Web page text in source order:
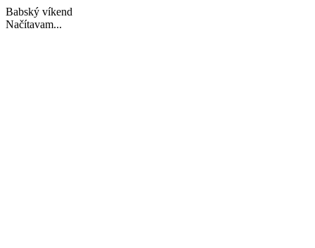
Babský víkend
Načítavam...